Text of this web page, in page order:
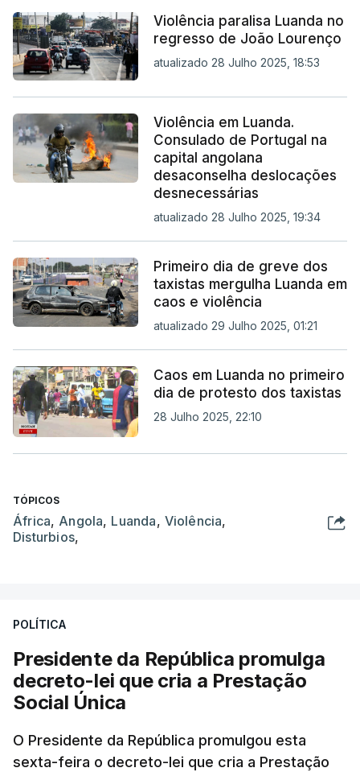
Violência paralisa Luanda no
regresso de João Lourenço
atualizado 28 Julho 2025, 18:53
Violência em Luanda.
Consulado de Portugal na
capital angolana
desaconselha deslocações
desnecessárias
atualizado 28 Julho 2025, 19:34
Primeiro dia de greve dos
taxistas mergulha Luanda em
caos e violência
atualizado 29 Julho 2025, 01:21
Caos em Luanda no primeiro
dia de protesto dos taxistas
28 Julho 2025, 22:10
TÓPICOS
África, Angola, Luanda, Violência,
Disturbios,
POLÍTICA
Presidente da República promulga
decreto-lei que cria a Prestação
Social Única
O Presidente da República promulgou esta
sexta-feira o decreto-lei que cria a Prestação